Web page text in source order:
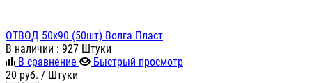
ОТВОД 50х90 (50шт) Волга Пласт
В наличии : 927 Штуки
В сравнение
Быстрый просмотр
20 руб. / Штуки